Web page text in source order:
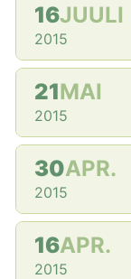
16JUULI
2015
21MAI
2015
30APR.
2015
16APR.
2015